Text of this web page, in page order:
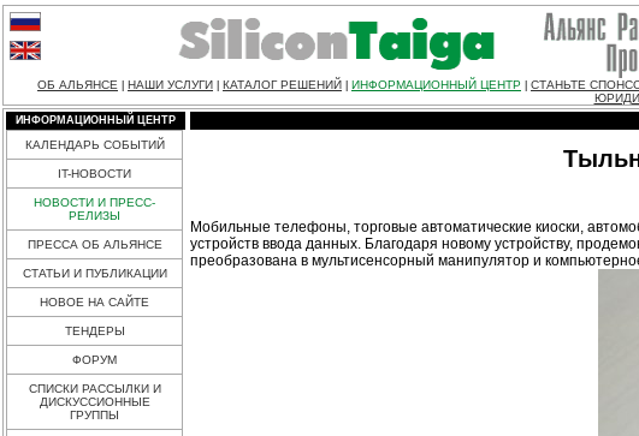
ОБ АЛЬЯНСЕ НАШИ УСЛУГИ КАТАЛОГ РЕШЕНИЙ ИНФОРМАЦИОННЫЙ ЦЕНТР СТАНЬТЕ
ИНФОРМАЦИОННЫЙ ЦЕНТР
КАЛЕНДАРЬ СОБЫТИЙ
IT-НОВОСТИ
НОВОСТИ И ПРЕСС-
РЕЛИЗЫ
ПРЕССА ОБ АЛЬЯНСЕ
СТАТЬИ И ПУБЛИКАЦИИ
НОВОЕ НА САЙТЕ
ТЕНДЕРЫ
ФОРУМ
СПИСКИ РАССЫЛКИ И
ДИСКУССИОННЫЕ
ГРУППЫ
Мобильные телефоны, торговые автоматические киоски,
устройств ввода данных. Благодаря новому устройству,
преобразована в мультисенсорный манипулятор и